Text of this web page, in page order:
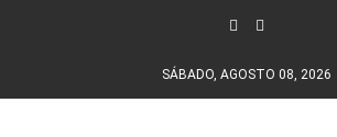
SÁBADO, AGOSTO 08, 2026